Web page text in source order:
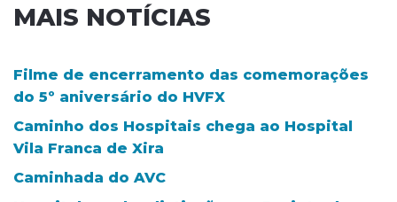
MAIS NOTÍCIAS
Filme de encerramento das comemorações
do 5º aniversário do HVFX
Caminho dos Hospitais chega ao Hospital
Vila Franca de Xira
Caminhada do AVC